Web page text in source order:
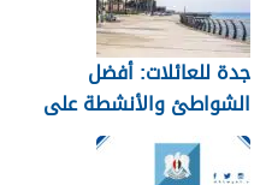
جدة للعائلات: أفضل
الشواطئ والأنشطة على
كورنيش البحر الأحمر